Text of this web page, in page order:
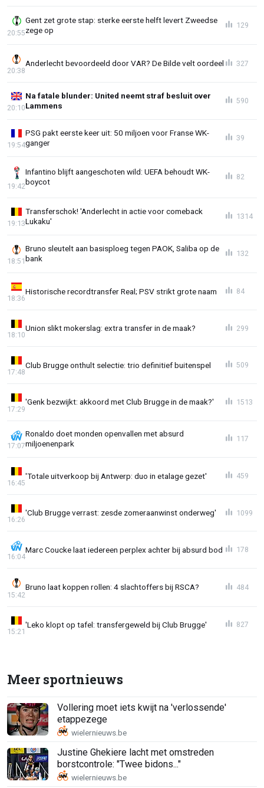
Gent zet grote stap: sterke eerste helft levert Zweedse
zege op
20:55
129
Anderlecht bevoordeeld door VAR? De Bilde velt oordeel
20:38
327
Na fatale blunder: United neemt straf besluit over
Lammens
20:10
590
PSG pakt eerste keer uit: 50 miljoen voor Franse WK-
ganger
19:54
39
Infantino blijft aangeschoten wild: UEFA behoudt WK-
boycot
19:42
82
Transferschok! 'Anderlecht in actie voor comeback
Lukaku'
19:13
1314
Bruno sleutelt aan basisploeg tegen PAOK, Saliba op de
bank
18:51
132
Historische recordtransfer Real; PSV strikt grote naam
18:36
84
Union slikt mokerslag: extra transfer in de maak?
18:10
299
Club Brugge onthult selectie: trio definitief buitenspel
17:48
509
'Genk bezwijkt: akkoord met Club Brugge in de maak?'
17:29
1513
Ronaldo doet monden openvallen met absurd
miljoenenpark
17:07
117
'Totale uitverkoop bij Antwerp: duo in etalage gezet'
16:45
459
'Club Brugge verrast: zesde zomeraanwinst onderweg'
16:26
1099
Marc Coucke laat iedereen perplex achter bij absurd bod
16:04
178
Bruno laat koppen rollen: 4 slachtoffers bij RSCA?
15:42
484
'Leko klopt op tafel: transfergeweld bij Club Brugge'
15:21
827
Meer sportnieuws
Vollering moet iets kwijt na 'verlossende'
etappezege
Justine Ghekiere lacht met omstreden
borstcontrole: "Twee bidons..."